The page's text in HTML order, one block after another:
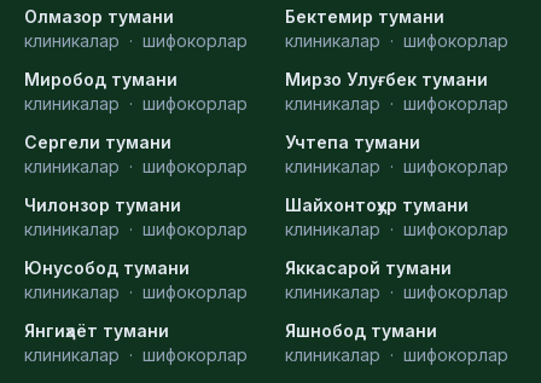
Олмазор тумани
клиникалар · шифокорлар
Бектемир тумани
клиникалар · шифокорлар
Миробод тумани
клиникалар · шифокорлар
Мирзо Улуғбек тумани
клиникалар · шифокорлар
Сергели тумани
клиникалар · шифокорлар
Учтепа тумани
клиникалар · шифокорлар
Чилонзор тумани
клиникалар · шифокорлар
Шайхонтоҳур тумани
клиникалар · шифокорлар
Юнусобод тумани
клиникалар · шифокорлар
Яккасарой тумани
клиникалар · шифокорлар
Янгиҳаёт тумани
клиникалар · шифокорлар
Яшнобод тумани
клиникалар · шифокорлар